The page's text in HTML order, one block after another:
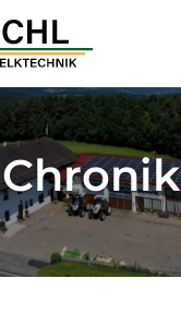
Chronik